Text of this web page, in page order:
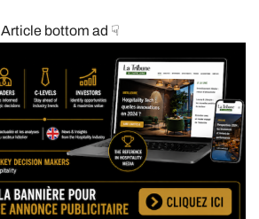
Article bottom ad ☟